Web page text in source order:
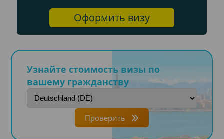
Оформить визу
Узнайте стоимость визы по
вашему гражданству
Проверить